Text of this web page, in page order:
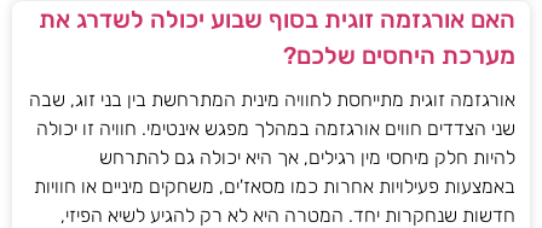
האם אורגזמה זוגית בסוף שבוע יכולה לשדרג את
מערכת היחסים שלכם?
אורגזמה זוגית מתייחסת לחוויה מינית המתרחשת בין בני זוג, שבה
שני הצדדים חווים אורגזמה במהלך מפגש אינטימי. חוויה זו יכולה
להיות חלק מיחסי מין רגילים, אך היא יכולה גם להתרחש
באמצעות פעילויות אחרות כמו מסאז'ים, משחקים מיניים או חוויות
חדשות שנחקרות יחד. המטרה היא לא רק להגיע לשיא הפיזי,